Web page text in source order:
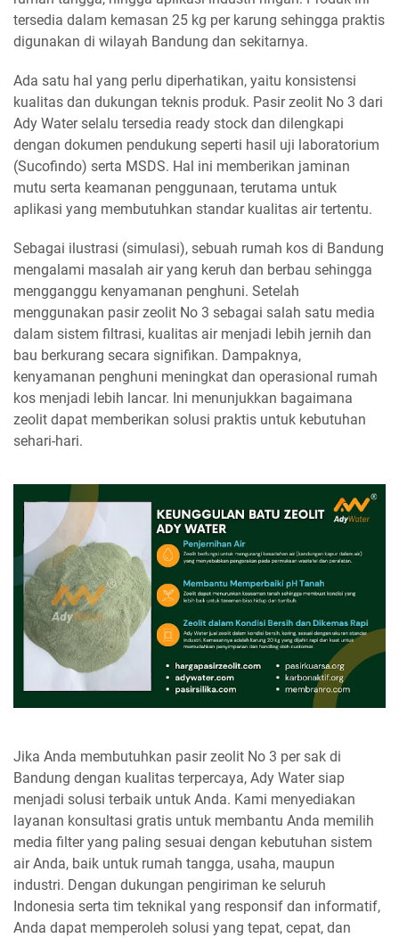
tersedia dalam kemasan 25 kg per karung sehingga praktis
digunakan di wilayah Bandung dan sekitarnya.
Ada satu hal yang perlu diperhatikan, yaitu konsistensi
kualitas dan dukungan teknis produk. Pasir zeolit No 3 dari
Ady Water selalu tersedia ready stock dan dilengkapi
dengan dokumen pendukung seperti hasil uji laboratorium
(Sucofindo) serta MSDS. Hal ini memberikan jaminan
mutu serta keamanan penggunaan, terutama untuk
aplikasi yang membutuhkan standar kualitas air tertentu.
Sebagai ilustrasi (simulasi), sebuah rumah kos di Bandung
mengalami masalah air yang keruh dan berbau sehingga
mengganggu kenyamanan penghuni. Setelah
menggunakan pasir zeolit No 3 sebagai salah satu media
dalam sistem filtrasi, kualitas air menjadi lebih jernih dan
bau berkurang secara signifikan. Dampaknya,
kenyamanan penghuni meningkat dan operasional rumah
kos menjadi lebih lancar. Ini menunjukkan bagaimana
zeolit dapat memberikan solusi praktis untuk kebutuhan
sehari-hari.
Jika Anda membutuhkan pasir zeolit No 3 per sak di
Bandung dengan kualitas terpercaya, Ady Water siap
menjadi solusi terbaik untuk Anda. Kami menyediakan
layanan konsultasi gratis untuk membantu Anda memilih
media filter yang paling sesuai dengan kebutuhan sistem
air Anda, baik untuk rumah tangga, usaha, maupun
industri. Dengan dukungan pengiriman ke seluruh
Indonesia serta tim teknikal yang responsif dan informatif,
Anda dapat memperoleh solusi yang tepat, cepat, dan